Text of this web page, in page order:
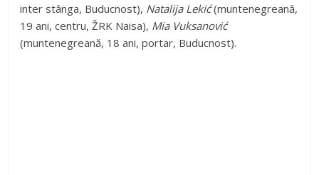
inter stânga, Buducnost), Natalija Lekić(muntenegreană,
19 ani, centru, ŽRK Naisa), Mia Vuksanović
(muntenegreană, 18 ani, portar, Buducnost).